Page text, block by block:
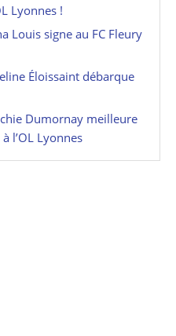
Lyonnes !
Louis signe au FC Fleury
Éloissaint débarque
Dumornay meilleure
l’OL Lyonnes